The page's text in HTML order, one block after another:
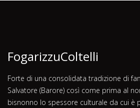
FogarizzuColtelli
Forte di una consolidata tradizione di
Salvatore (Barore) così come prima al
bisnonno lo spessore culturale da cui è